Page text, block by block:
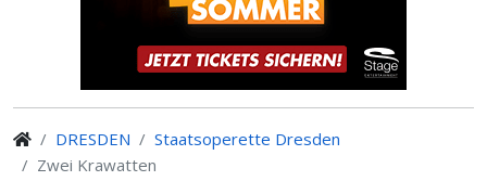
DRESDEN
Staatsoperette Dresden
Zwei Krawatten